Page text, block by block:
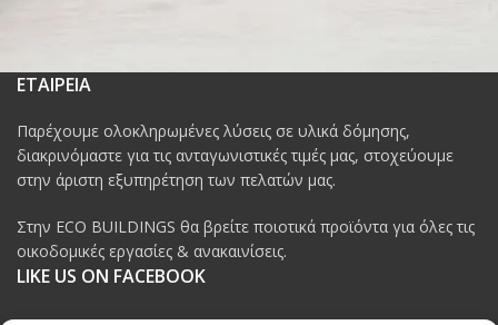
ΕΤΑΙΡΕΙΑ
Παρέχουμε ολοκληρωμένες λύσεις σε υλικά δόμησης,
διακρινόμαστε για τις ανταγωνιστικές τιμές μας, στοχεύουμε
στην άριστη εξυπηρέτηση των πελατών μας.
Στην ECO BUILDINGS θα βρείτε ποιοτικά προϊόντα για όλες τις
οικοδομικές εργασίες & ανακαινίσεις.
LIKE US ON FACEBOOK